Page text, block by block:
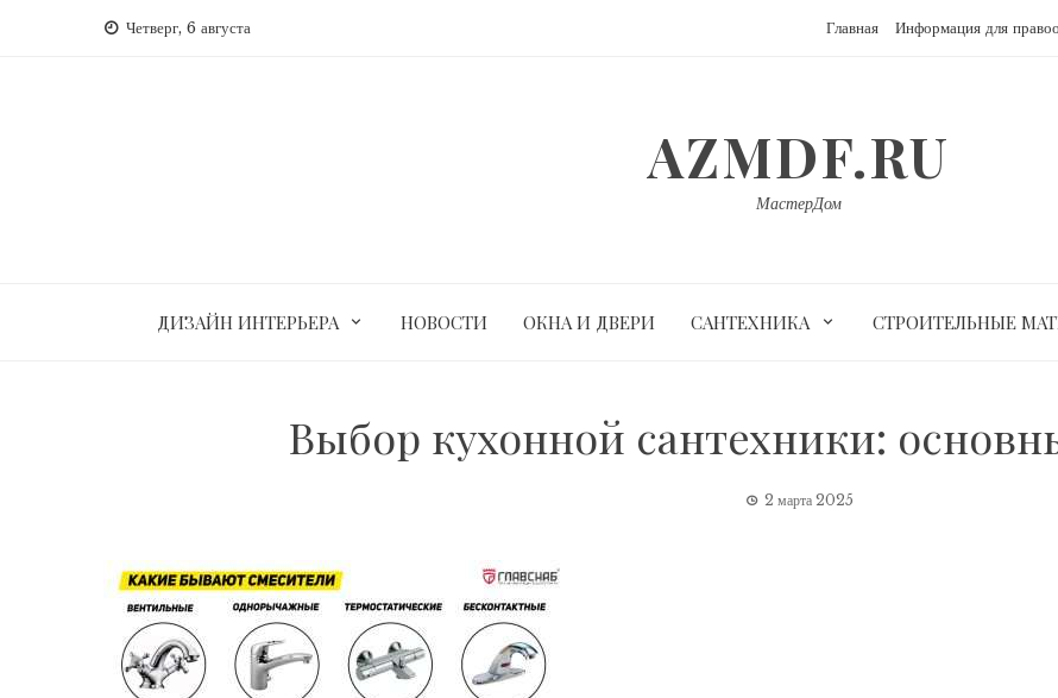
Четверг, 6 августа Главная Информация для
AZMDF.RU
МастерДом
ДИЗАЙН ИНТЕРЬЕРА НОВОСТИ ОКНА И ДВЕРИ САНТЕХНИКА СТРОИТЕЛЬНЫЕ
Выбор кухонной сантехники:
2 марта 2025